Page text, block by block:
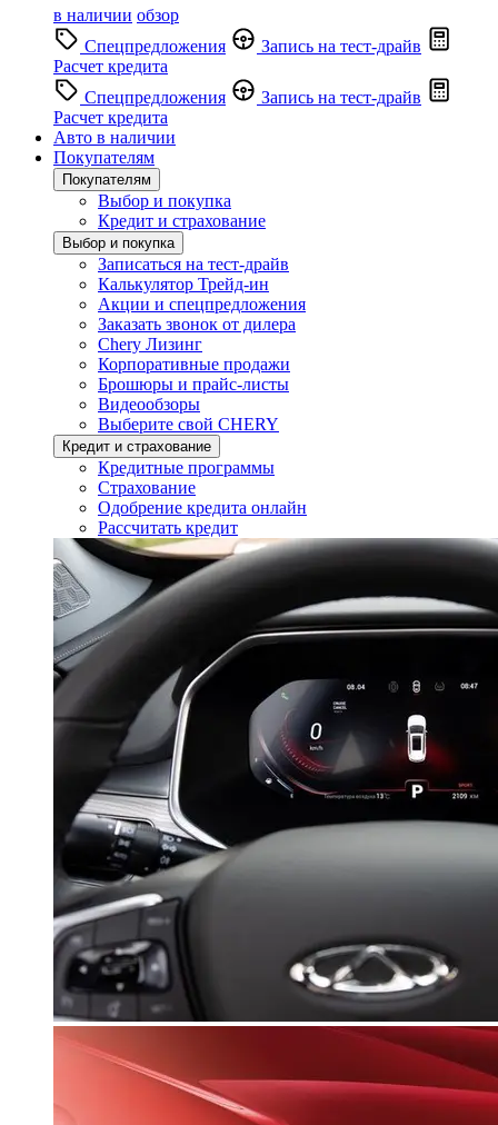
в наличии обзор
Спецпредложения
Запись на тест-драйв
Расчет кредита
Спецпредложения
Запись на тест-драйв
Расчет кредита
Авто в наличии
Покупателям
Покупателям
Выбор и покупка
Кредит и страхование
Выбор и покупка
Записаться на тест-драйв
Калькулятор Трейд-ин
Акции и спецпредложения
Заказать звонок от дилера
Chery Лизинг
Корпоративные продажи
Брошюры и прайс-листы
Видеообзоры
Выберите свой CHERY
Кредит и страхование
Кредитные программы
Страхование
Одобрение кредита онлайн
Рассчитать кредит